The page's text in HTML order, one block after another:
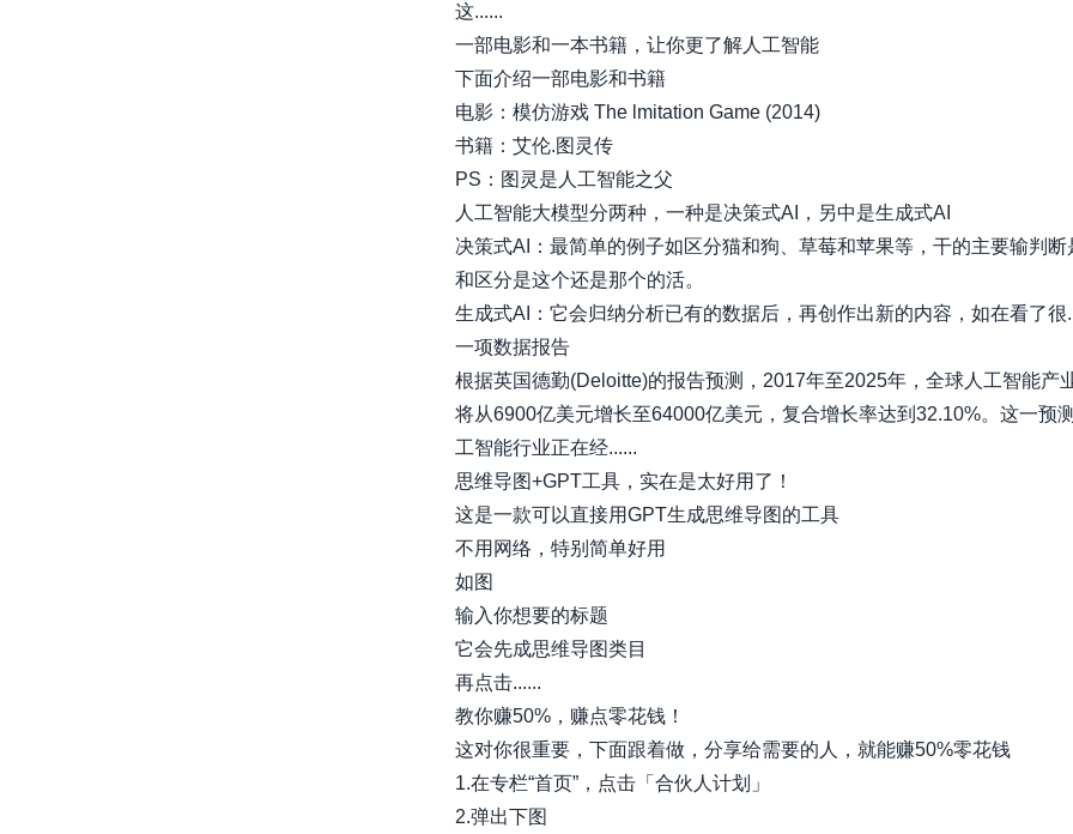
这......
一部电影和一本书籍，让你更了解人工智能
下面介绍一部电影和书籍
电影：模仿游戏 The lmitation Game (2014)
书籍：艾伦.图灵传
PS：图灵是人工智能之父
人工智能大模型分两种，一种是决策式AI，另中是生成式AI
决策式AI：最简单的例子如区分猫和狗、草莓和苹果等，干的主要输判断
和区分是这个还是那个的活。
生成式AI：它会归纳分析已有的数据后，再创作出新的内容，如在看了很
一项数据报告
根据英国德勤(Deloitte)的报告预测，2017年至2025年，全球人工智能产
将从6900亿美元增长至64000亿美元，复合增长率达到32.10%。这一预
工智能行业正在经......
思维导图+GPT工具，实在是太好用了！
这是一款可以直接用GPT生成思维导图的工具
不用网络，特别简单好用
如图
输入你想要的标题
它会先成思维导图类目
再点击......
教你赚50%，赚点零花钱！
这对你很重要，下面跟着做，分享给需要的人，就能赚50%零花钱
1.在专栏“首页”，点击「合伙人计划」
2.弹出下图